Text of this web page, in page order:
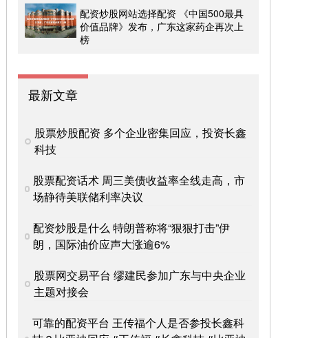
配资炒股网站选择配资 《中国500最具
价值品牌》发布，广东这家药企再次上
榜
最新文章
股票炒股配资 多个企业密集回应，投资长鑫
科技
股票配资话术 周三美债收益率全线走高，市
场静待美联储利率决议
配资炒股是什么 特朗普称将“狠狠打击”伊
朗，国际油价应声大涨逾6%
股票网交易平台 缪建民参加广东与中央企业
主题对接会
可靠的配资平台 王传福个人是否参投长鑫科